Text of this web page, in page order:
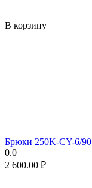
В корзину
Брюки 250K-CY-6/90
0.0
2 600.00 ₽